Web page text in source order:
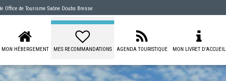
Office de Tourisme Saône Doubs Bresse
MON HÉBERGEMENT MES RECOMMANDATIONS AGENDA TOURISTIQUE MON LIVRET D'ACCUEIL